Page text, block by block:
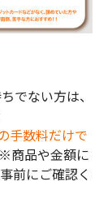
でない方は、
手数料だけで
商品や金額に
前にご確認く